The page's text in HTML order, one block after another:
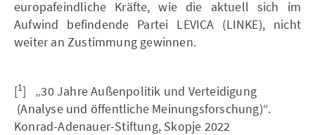
europafeindliche Kräfte, wie die aktuell sich im
Aufwind befindende Partei LEVICA (LINKE), nicht
weiter an Zustimmung gewinnen.
[1] „30 Jahre Außenpolitik und Verteidigung
(Analyse und öffentliche Meinungsforschung)“.
Konrad-Adenauer-Stiftung, Skopje 2022